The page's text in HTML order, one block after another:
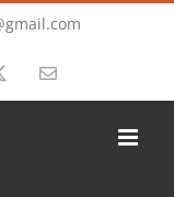
Email